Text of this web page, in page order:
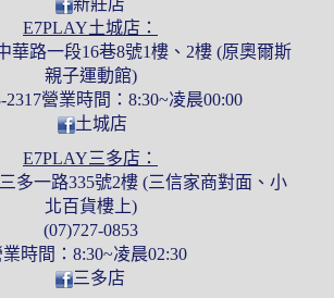
新莊店
E7PLAY土城店：
華路一段16巷8號1樓、2樓 (原奧爾斯
親子運動館)
2317營業時間：8:30~凌晨00:00
土城店
E7PLAY三多店：
多一路335號2樓 (三信家商對面、小
北百貨樓上)
(07)727-0853
業時間：8:30~凌晨02:30
三多店